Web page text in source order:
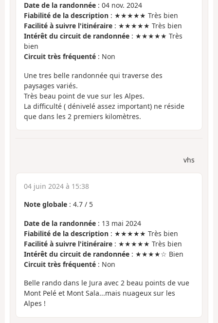
Date de la randonnée : 04 nov. 2024
Fiabilité de la description : ★★★★★ Très bien
Facilité à suivre l'itinéraire : ★★★★★ Très bien
Intérêt du circuit de randonnée : ★★★★★ Très
bien
Circuit très fréquenté : Non
Une tres belle randonnée qui traverse des
paysages variés.
Très beau point de vue sur les Alpes.
La difficulté ( dénivelé assez important) ne réside
que dans les 2 premiers kilomètres.
vhs
04 juin 2024 à 15:38
Note globale : 4.7 / 5
Date de la randonnée : 13 mai 2024
Fiabilité de la description : ★★★★★ Très bien
Facilité à suivre l'itinéraire : ★★★★★ Très bien
Intérêt du circuit de randonnée : ★★★★☆ Bien
Circuit très fréquenté : Non
Belle rando dans le Jura avec 2 beau points de vue
Mont Pelé et Mont Sala...mais nuageux sur les
Alpes !